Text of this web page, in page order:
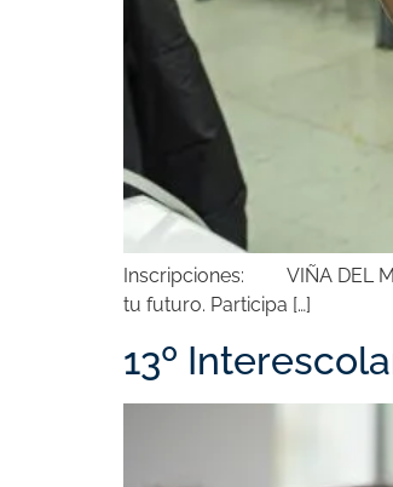
Inscripciones: VIÑA DEL
tu futuro. Participa […]
13º